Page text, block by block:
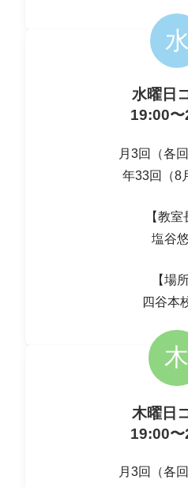
水
水曜日
19:00
月3回（各
年33回（8
【教室
塩谷
【場
四谷本
木
木曜日
19:00
月3回（各